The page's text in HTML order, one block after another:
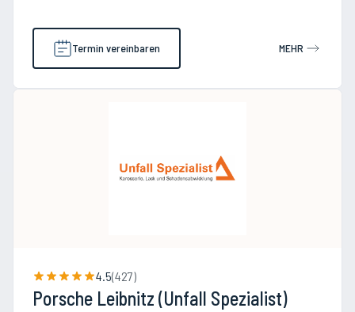
Termin vereinbaren MEHR
4.5(427)
Porsche Leibnitz (Unfall Spezialist)